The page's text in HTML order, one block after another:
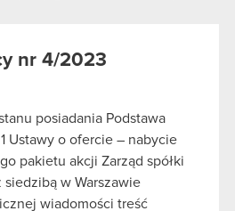
nr 4/2023
posiadania Podstawa
Ustawy o ofercie – nabycie
pakietu akcji Zarząd spółki
siedzibą w Warszawie
wiadomości treść